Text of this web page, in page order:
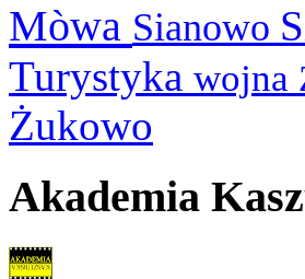
Mòwa Sianowo
Turystyka wojna
Żukowo
Akademia